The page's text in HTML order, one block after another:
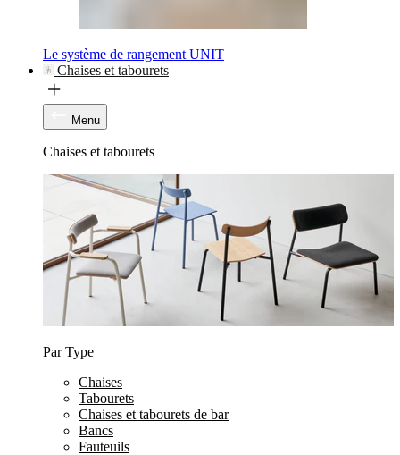
Le système de rangement UNIT
Chaises et tabourets
Menu
Chaises et tabourets
Par Type
Chaises
Tabourets
Chaises et tabourets de bar
Bancs
Fauteuils